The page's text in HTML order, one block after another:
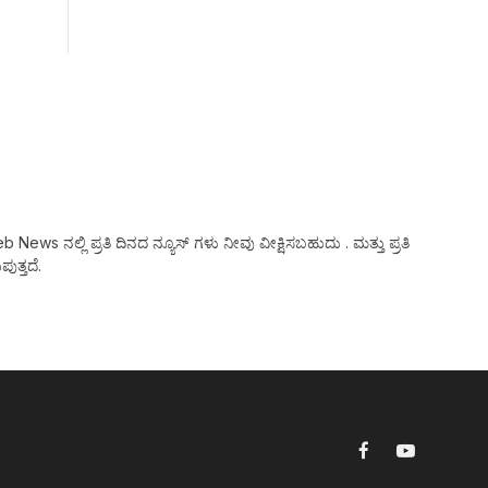
ನಲ್ಲಿ ಪ್ರತಿ ದಿನದ ನ್ಯೂಸ್ ಗಳು ನೀವು ವೀಕ್ಷಿಸಬಹುದು . ಮತ್ತು ಪ್ರತಿ
FacebookYouTube